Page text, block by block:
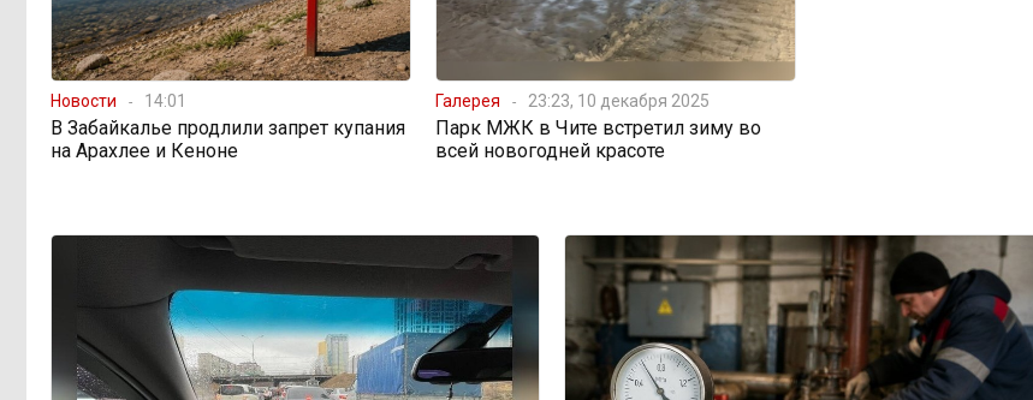
10:16, Вчера
В Каларском округе
подрядчик и чиновник попали под
уголовные дела
«Чистый воздух»
08:15, Вчера Депутат Госдумы
объяснил «неполноценность»
женщин библейским сюжетом
Новости 14:01
В Забайкалье продлили запрет купания
на Арахлее и Кеноне
Галерея 23:23, 10 декабря 2025
Парк МЖК в Чите встретил зиму во
всей новогодней красоте